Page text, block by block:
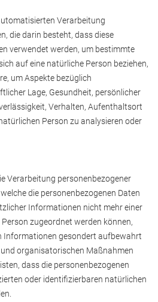
Verarbeitung
die darin besteht, dass diese
verwendet werden, um bestimmte
auf eine natürliche Person beziehen,
um Aspekte bezüglich
Lage, Gesundheit, persönlicher
Verhalten, Aufenthaltsort
Person zu analysieren oder
Verarbeitung personenbezogener
die personenbezogenen Daten
Informationen nicht mehr einer
zugeordnet werden können,
Informationen gesondert aufbewahrt
organisatorischen Maßnahmen
dass die personenbezogenen
oder identifizierbaren natürlichen